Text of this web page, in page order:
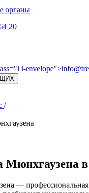
органы
20
i-envelope">
/
Мюнхгаузена
—